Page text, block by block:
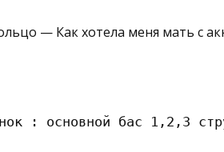
— Как хотела меня мать с
: основной бас 1,2,3